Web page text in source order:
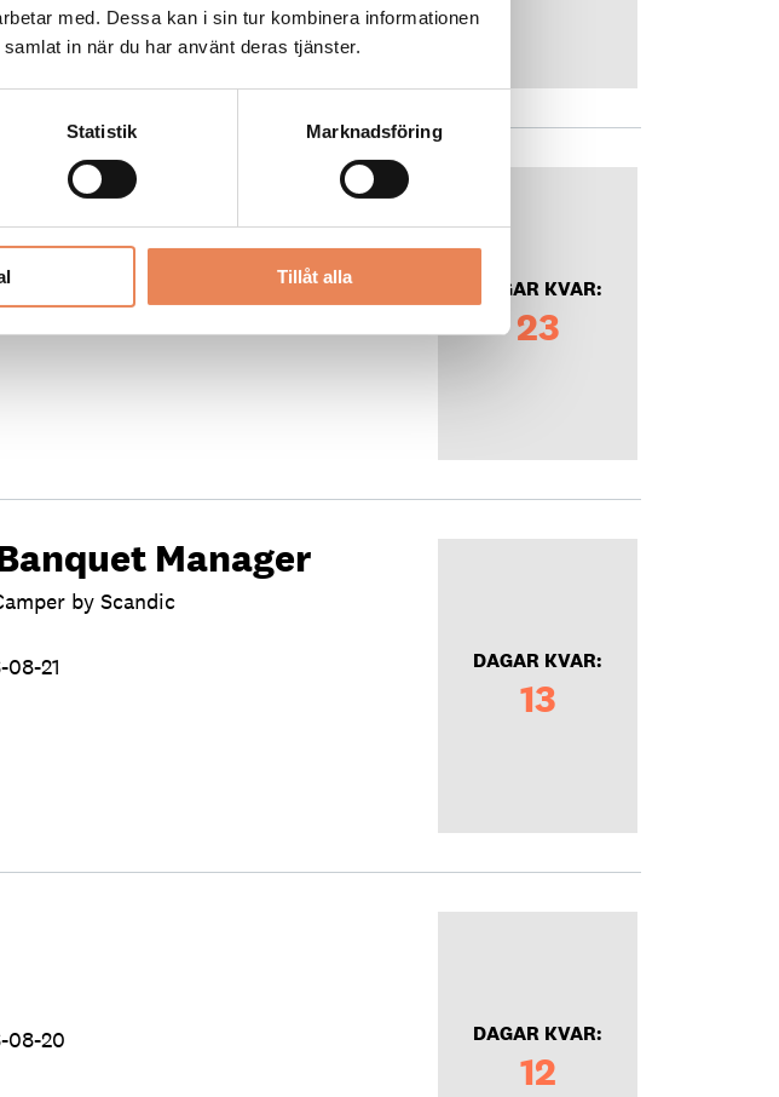
med. Dessa kan i sin tur kombinera informationen
in när du har använt deras tjänster.
Statistik Marknadsföring
Tillåt alla
Spa
DAGAR KVAR:
23
Manager
by Scandic
21
DAGAR KVAR:
13
08-20
DAGAR KVAR:
12